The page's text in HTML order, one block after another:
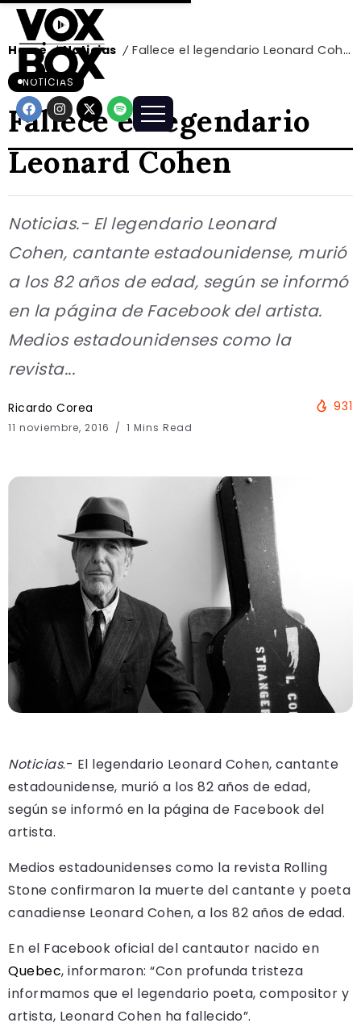
Home / Noticias / Fallece el legendario Leonard Cohen
NOTICIAS
Fallece el legendario
Leonard Cohen
Noticias.- El legendario Leonard
Cohen, cantante estadounidense, murió
a los 82 años de edad, según se informó
en la página de Facebook del artista.
Medios estadounidenses como la
revista...
Ricardo Corea
11 noviembre, 2016 1 Mins Read
931
Noticias.- El legendario Leonard Cohen, cantante
estadounidense, murió a los 82 años de edad,
según se informó en la página de Facebook del
artista.
Medios estadounidenses como la revista Rolling
Stone confirmaron la muerte del cantante y poeta
canadiense Leonard Cohen, a los 82 años de edad.
En el Facebook oficial del cantautor nacido en
Quebec, informaron: “Con profunda tristeza
informamos que el legendario poeta, compositor y
artista, Leonard Cohen ha fallecido”.